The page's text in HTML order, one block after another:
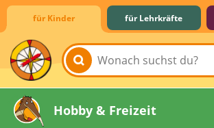
für Kinder für Lehrkräfte
Lernen & Schule
Hobby & Freizeit